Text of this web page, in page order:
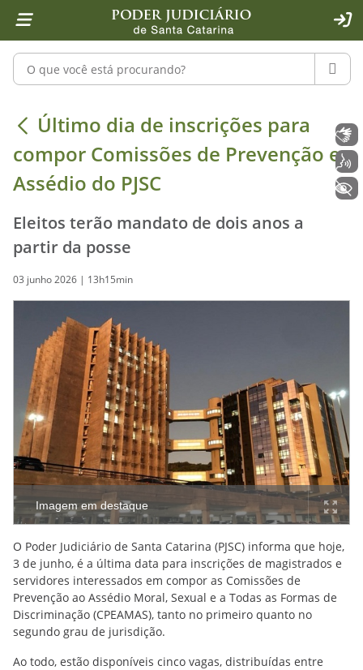
1 Ir para o conteúdo
2 Ir para a ferramenta de acessibilidade - Rybená
4 Ir para o menu principal
5 Ir para a pesquisa
6 Ir para o rodapé
7 Ir para a página inicial
Pesquisar no portal
Último dia de inscrições para
Último dia de inscrições para
compor Comissões de Prevenção e
Assédio do PJSC
Eleitos terão mandato de dois anos a
partir da posse
03 junho 2026 | 13h15min
Imagem em destaque
O Poder Judiciário de Santa Catarina (PJSC) informa que hoje,
3 de junho, é a última data para inscrições de magistrados e
servidores interessados em compor as Comissões de
Prevenção ao Assédio Moral, Sexual e a Todas as Formas de
Discriminação (CPEAMAS), tanto no primeiro quanto no
segundo grau de jurisdição.
Ao todo, estão disponíveis cinco vagas, distribuídas entre
Libras
Voz